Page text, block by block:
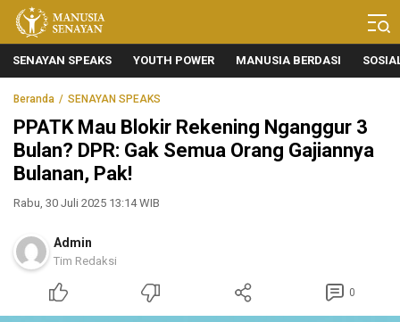
Manusia Senayan
Manusia Bicara, Senayan Bersuara
SENAYAN SPEAKS YOUTH POWER MANUSIA BERDASI
Beranda SENAYAN SPEAKS
PPATK Mau Blokir Rekening Nganggur 3
Bulan? DPR: Gak Semua Orang Gajiannya
Bulanan, Pak!
Rabu, 30 Juli 2025 13:14 WIB
Admin
Tim Redaksi
0